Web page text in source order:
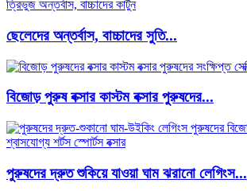
ছেলেদের অন্তর্বাস, বাচ্চাদের সুতি...
বিজোড় পুরুষ বক্সার কাস্টম বক্সার পুরুষদের...
পুরুষদের দ্রুত শুকিয়ে যাওয়া ঘাম ঝরানো লেগিংস...